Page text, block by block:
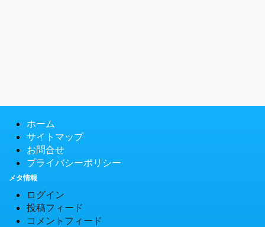
ホーム
サイトマップ
お問合せ
プライバシーポリシー
メタ情報
ログイン
投稿フィード
コメントフィード